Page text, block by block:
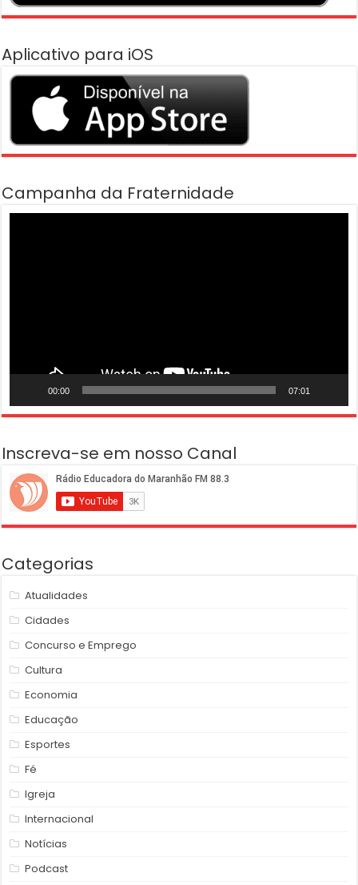
Aplicativo para iOS
Campanha da Fraternidade
00:00 07:01
Inscreva-se em nosso Canal
Categorias
Atualidades
Cidades
Concurso e Emprego
Cultura
Economia
Educação
Esportes
Fé
Igreja
Internacional
Notícias
Podcast